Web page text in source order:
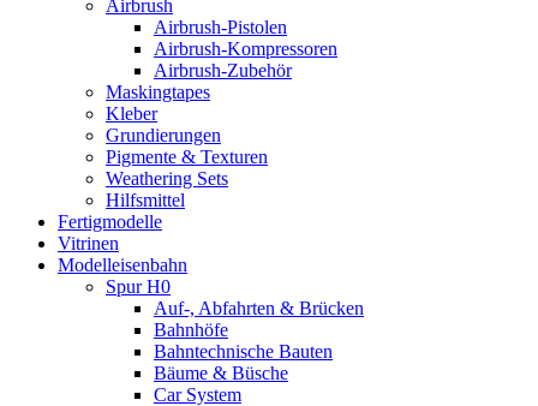
Airbrush
Airbrush-Pistolen
Airbrush-Kompressoren
Airbrush-Zubehör
Maskingtapes
Kleber
Grundierungen
Pigmente & Texturen
Weathering Sets
Hilfsmittel
Fertigmodelle
Vitrinen
Modelleisenbahn
Spur H0
Auf-, Abfahrten & Brücken
Bahnhöfe
Bahntechnische Bauten
Bäume & Büsche
Car System